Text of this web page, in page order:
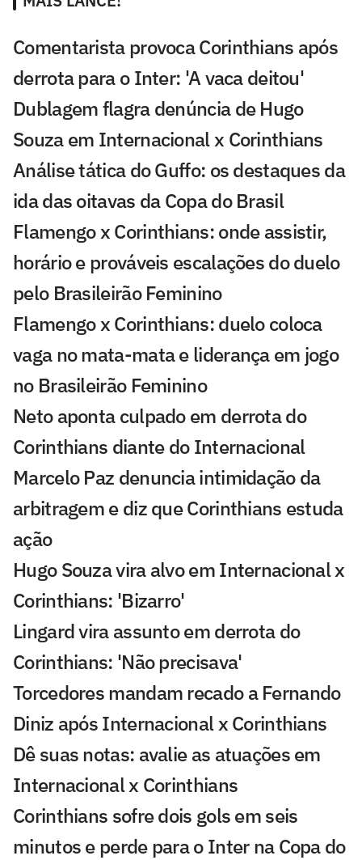
Comentarista provoca Corinthians após
derrota para o Inter: 'A vaca deitou'
Dublagem flagra denúncia de Hugo
Souza em Internacional x Corinthians
Análise tática do Guffo: os destaques da
ida das oitavas da Copa do Brasil
Flamengo x Corinthians: onde assistir,
horário e prováveis escalações do duelo
pelo Brasileirão Feminino
Flamengo x Corinthians: duelo coloca
vaga no mata-mata e liderança em jogo
no Brasileirão Feminino
Neto aponta culpado em derrota do
Corinthians diante do Internacional
Marcelo Paz denuncia intimidação da
arbitragem e diz que Corinthians estuda
ação
Hugo Souza vira alvo em Internacional x
Corinthians: 'Bizarro'
Lingard vira assunto em derrota do
Corinthians: 'Não precisava'
Torcedores mandam recado a Fernando
Diniz após Internacional x Corinthians
Dê suas notas: avalie as atuações em
Internacional x Corinthians
Corinthians sofre dois gols em seis
minutos e perde para o Inter na Copa do